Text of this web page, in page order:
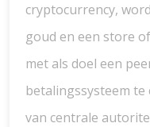
cryptocurrency,
goud en een store
met als doel een
betalingssysteem
van centrale